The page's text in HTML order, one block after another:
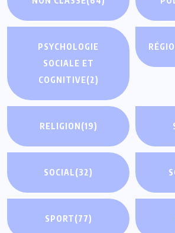
PSYCHOLOGIE
SOCIALE ET
COGNITIVE(2)
RELIGION(19)
SOCIAL(32)
SPORT(77)